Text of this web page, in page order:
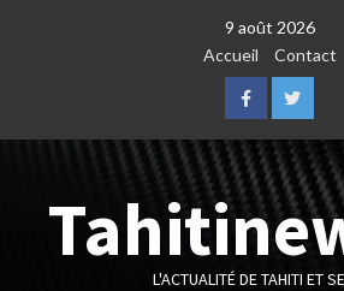
9 août 2026
Accueil
Contact
FacebookTwitter
L'ACTUALITÉ DE TAHITI ET